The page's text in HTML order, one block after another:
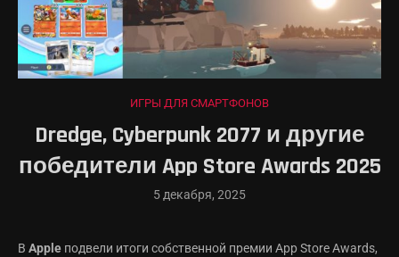
ИГРЫ ДЛЯ СМАРТФОНОВ
Dredge, Cyberpunk 2077 и другие
победители App Store Awards 2025
5 декабря, 2025
В Apple подвели итоги собственной премии App Store Awards,